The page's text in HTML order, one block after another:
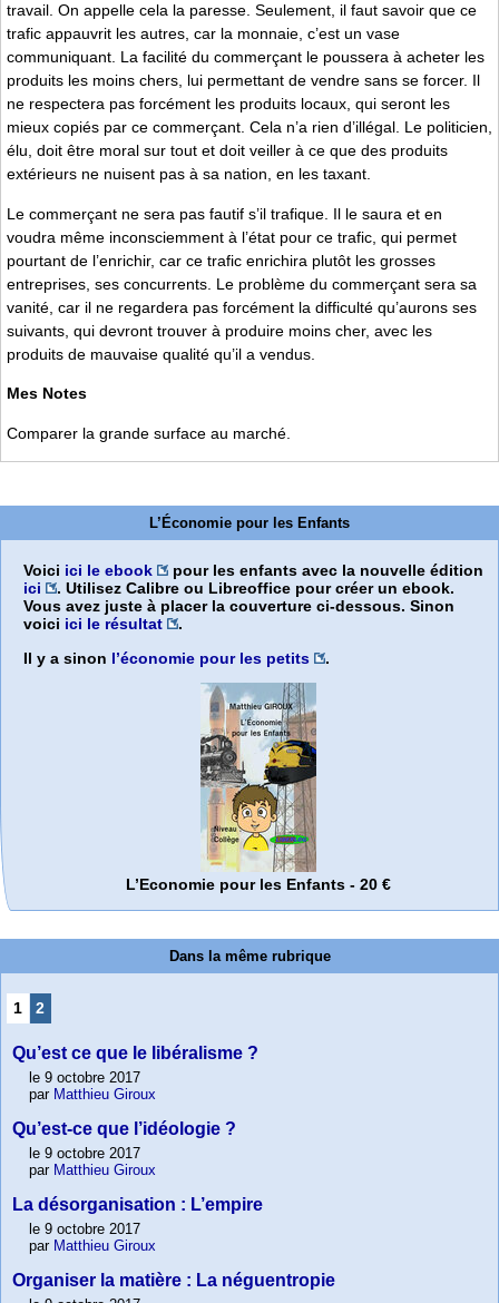
travail. On appelle cela la paresse. Seulement, il faut savoir que ce
trafic appauvrit les autres, car la monnaie, c’est un vase
communiquant. La facilité du commerçant le poussera à acheter les
produits les moins chers, lui permettant de vendre sans se forcer. Il
ne respectera pas forcément les produits locaux, qui seront les
mieux copiés par ce commerçant. Cela n’a rien d’illégal. Le politicien,
élu, doit être moral sur tout et doit veiller à ce que des produits
extérieurs ne nuisent pas à sa nation, en les taxant.
Le commerçant ne sera pas fautif s’il trafique. Il le saura et en
voudra même inconsciemment à l’état pour ce trafic, qui permet
pourtant de l’enrichir, car ce trafic enrichira plutôt les grosses
entreprises, ses concurrents. Le problème du commerçant sera sa
vanité, car il ne regardera pas forcément la difficulté qu’aurons ses
suivants, qui devront trouver à produire moins cher, avec les
produits de mauvaise qualité qu’il a vendus.
Mes Notes
Comparer la grande surface au marché.
L’Économie pour les Enfants
Voici ici le ebook
pour les enfants avec la nouvelle édition
ici
. Utilisez Calibre ou Libreoffice pour créer un ebook.
Vous avez juste à placer la couverture ci-dessous. Sinon
voici ici le résultat
.
Il y a sinon l’économie pour les petits .
L’Economie pour les Enfants - 20 €
Dans la même rubrique
1 2
Qu’est ce que le libéralisme ?
le 9 octobre 2017
par Matthieu Giroux
Qu’est-ce que l’idéologie ?
le 9 octobre 2017
par Matthieu Giroux
La désorganisation : L’empire
le 9 octobre 2017
par Matthieu Giroux
Organiser la matière : La néguentropie